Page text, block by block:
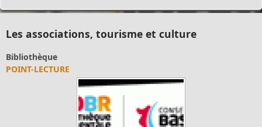
Les associations, tourisme et culture
LECTURE